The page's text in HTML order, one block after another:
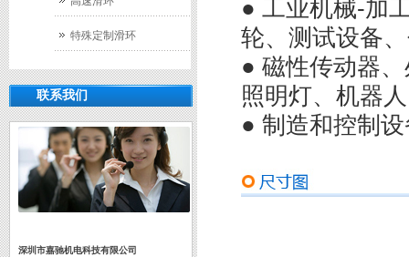
特殊定制滑环
联系我们
深圳市嘉驰机电科技有限公司
● 工业机械-加
轮、测试设备
● 磁性传动器
照明灯、机器
● 制造和控制